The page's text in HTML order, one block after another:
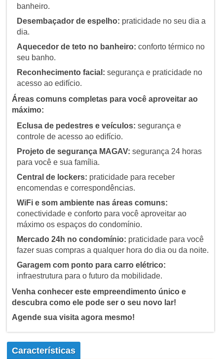
banheiro.
Desembaçador de espelho: praticidade no seu dia a
dia.
Aquecedor de teto no banheiro: conforto térmico no
seu banho.
Reconhecimento facial: segurança e praticidade no
acesso ao edifício.
Áreas comuns completas para você aproveitar ao
máximo:
Eclusa de pedestres e veículos: segurança e
controle de acesso ao edifício.
Projeto de segurança MAGAV: segurança 24 horas
para você e sua família.
Central de lockers: praticidade para receber
encomendas e correspondências.
WiFi e som ambiente nas áreas comuns:
conectividade e conforto para você aproveitar ao
máximo os espaços do condomínio.
Mercado 24h no condomínio: praticidade para você
fazer suas compras a qualquer hora do dia ou da noite.
Garagem com ponto para carro elétrico:
infraestrutura para o futuro da mobilidade.
Venha conhecer este empreendimento único e
descubra como ele pode ser o seu novo lar!
Agende sua visita agora mesmo!
Características